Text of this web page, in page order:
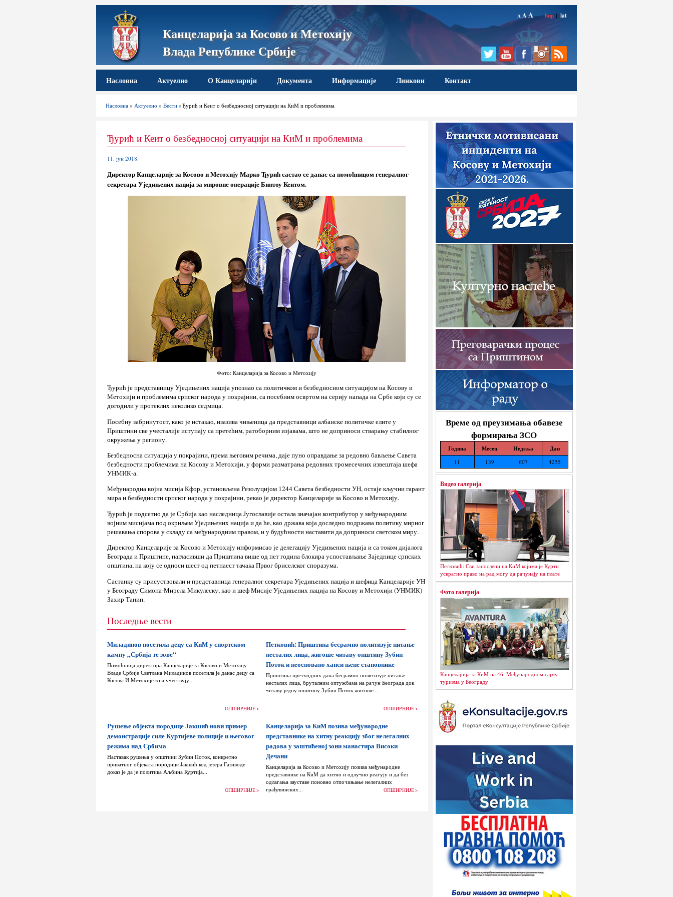
Канцеларија за Косово и Метохију
Влада Републике Србије
A AA ћир | lat
Насловна Актуелно О Канцеларији Документа Информације Линкови Контакт
Насловна »Актуелно »Вести »Ђурић и Кеит о безбедносној ситуацији на КиМ и проблемима
Време од преузимања обавезе
формирања ЗСО
Година Месец Недеља Дан
11 139 607 4255
Видео галерија
Петковић: Сви запослени на КиМ којима је Курти
ускратио право на рад могу да рачунају на плате
Фото галерија
Канцеларија за КиМ на 46. Међународном сајму
туризма у Београду
Ђурић и Кеит о безбедносној ситуацији на КиМ и проблемима
11. јун 2018.
Директор Канцеларије за Косово и Метохију Марко Ђурић састао се данас са помоћницом генералног
секретара Уједињених нација за мировне операције Бинтоу Кеитом.
Фото: Канцеларија за Косово и Метохију
Ђурић је представницу Уједињених нација упознао са политичком и безбедносном ситуацијом на Косову и
Метохији и проблемима српског народа у покрајини, са посебним освртом на серију напада на Србе који су се
догодили у протеклих неколико седмица.
Посебну забринутост, како је истакао, изазива чињеница да представници албанске политичке елите у
Приштини све учесталије иступају са претећим, ратоборним изјавама, што не доприноси стварању стабилног
окружења у региону.
Безбедносна ситуација у покрајини, према његовим речима, даје пуно оправдање за редовно бављење Савета
безбедности проблемима на Косову и Метохији, у форми разматрања редовних тромесечних извештаја шефа
УНМИК-а.
Међународна војна мисија Кфор, установљена Резолуцијом 1244 Савета безбедности УН, остаје кључни гарант
мира и безбедности српског народа у покрајини, рекао је директор Канцеларије за Косово и Метохију.
Ђурић је подсетио да је Србија као наследница Југославије остала значајан контрибутор у међународним
војним мисијама под окриљем Уједињених нација и да ће, као држава која доследно подржава политику мирног
решавања спорова у складу са међународним правом, и у будућности наставити да доприноси светском миру.
Директор Канцеларије за Косово и Метохију информисао је делегацију Уједињених нација и са током дијалога
Београда и Приштине, нагласивши да Приштина више од пет година блокира успостављање Заједнице српских
општина, на коју се односи шест од петнаест тачака Првог бриселског споразума.
Састанку су присуствовали и представница генералног секретара Уједињених нација и шефица Канцеларије УН
у Београду Симона-Мирела Микулеску, као и шеф Мисије Уједињених нација на Косову и Метохији (УНМИК)
Захир Танин.
Последње вести
Миладинов посетила децу са КиМ у спортском
кампу „Србија те зове“
Помоћница директора Канцеларије за Косово и Метохију
Владе Србије Светлана Миладинов посетила је данас децу са
Косова И Метохије која учествују...
ОПШИРНИЈЕ >
Петковић: Приштина бесрамно политизује питање
несталих лица, жигоше читаву општину Зубин
Поток и неосновано хапси њене становнике
Приштина претходних дана бесрамно политизује питање
несталих лица, бруталним оптужбама на рачун Београда док
читаву једну општину Зубин Поток жигоше...
ОПШИРНИЈЕ >
Рушење објекта породице Јакшић нови пример
демонстрације силе Куртијеве полиције и његовог
режима над Србима
Наставак рушења у општини Зубин Поток, конкретно
приватног објеката породице Јакшић код језера Газиводе
доказ је да је политика Аљбина Куртија...
ОПШИРНИЈЕ >
Канцеларија за КиМ позива међународне
представнике на хитну реакцију због нелегалних
радова у заштићеној зони манастира Високи
Дечани
Канцеларија за Косово и Метохију позива међународне
представнике на КиМ да хитно и одлучно реагују и да без
одлагања зауставе поновно отпочињање нелегалних
грађевинских...
ОПШИРНИЈЕ >